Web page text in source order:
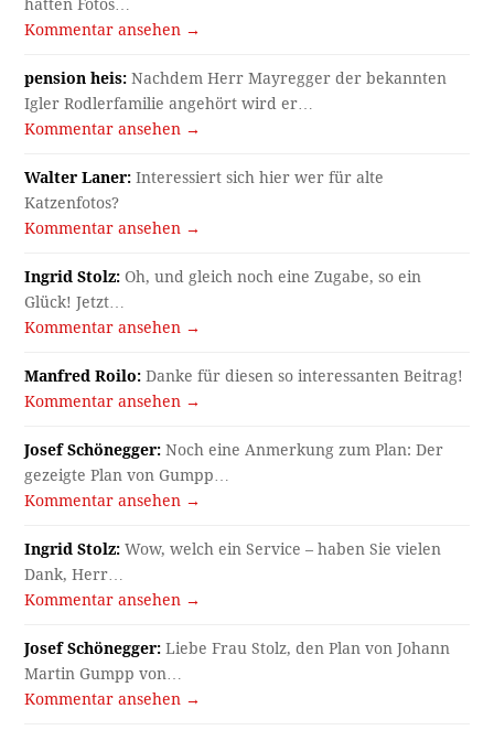
hätten Fotos…
Kommentar ansehen →
pension heis: Nachdem Herr Mayregger der bekannten
Igler Rodlerfamilie angehört wird er…
Kommentar ansehen →
Walter Laner: Interessiert sich hier wer für alte
Katzenfotos?
Kommentar ansehen →
Ingrid Stolz: Oh, und gleich noch eine Zugabe, so ein
Glück! Jetzt…
Kommentar ansehen →
Manfred Roilo: Danke für diesen so interessanten Beitrag!
Kommentar ansehen →
Josef Schönegger: Noch eine Anmerkung zum Plan: Der
gezeigte Plan von Gumpp…
Kommentar ansehen →
Ingrid Stolz: Wow, welch ein Service – haben Sie vielen
Dank, Herr…
Kommentar ansehen →
Josef Schönegger: Liebe Frau Stolz, den Plan von Johann
Martin Gumpp von…
Kommentar ansehen →